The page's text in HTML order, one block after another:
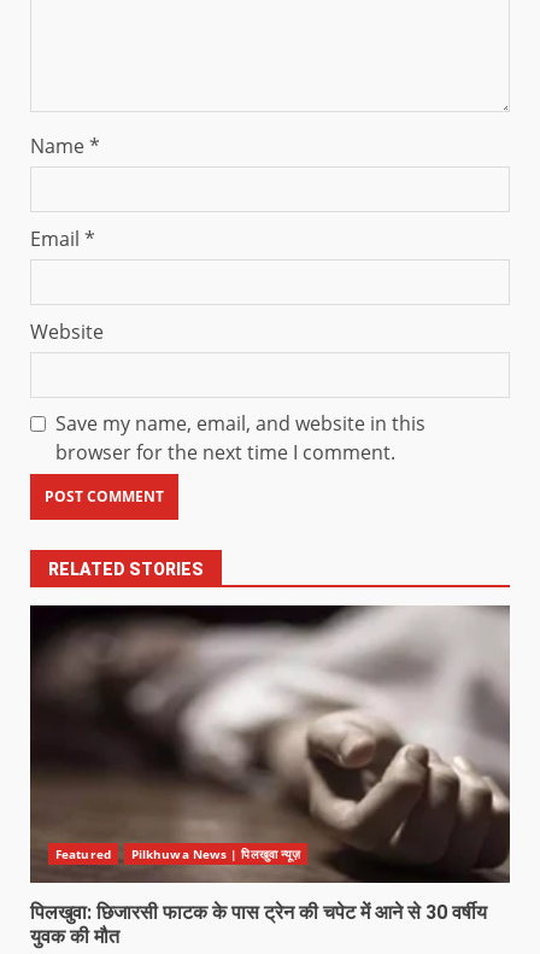
Name*
Email *
Website
Save my name, email, and website in this
browser for the next time I comment.
RELATED STORIES
Featured Pilkhuwa News | पिलखुवा न्यूज़
पिलखुवा: छिजारसी फाटक के पास ट्रेन की चपेट में आने से 30 वर्षीय
युवक की मौत